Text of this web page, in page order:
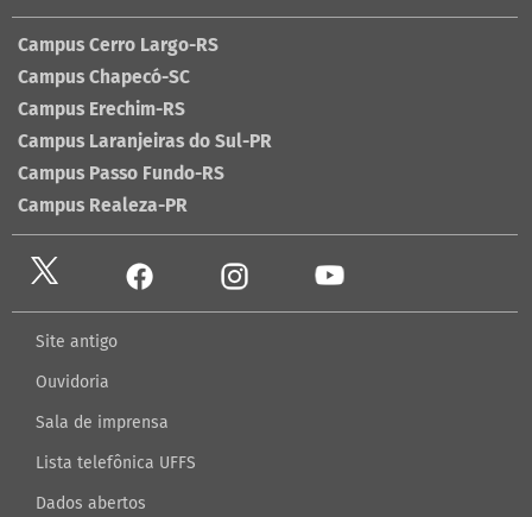
Campus Cerro Largo-RS
Campus Chapecó-SC
Campus Erechim-RS
Campus Laranjeiras do Sul-PR
Campus Passo Fundo-RS
Campus Realeza-PR
Site antigo
Ouvidoria
Sala de imprensa
Lista telefônica UFFS
Dados abertos